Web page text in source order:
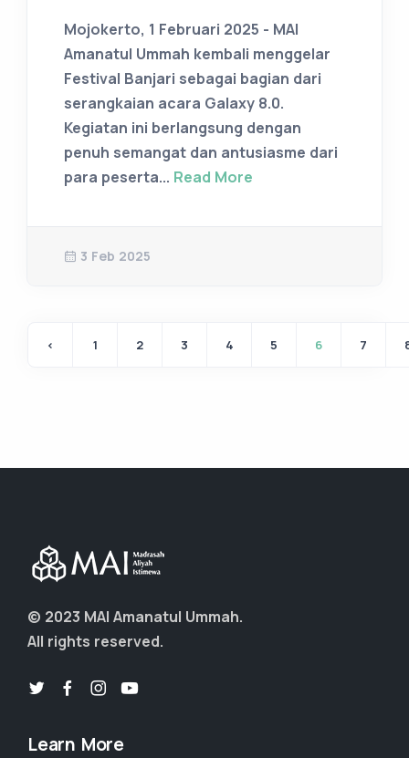
Mojokerto, 1 Februari 2025 - MAI
Amanatul Ummah kembali menggelar
Festival Banjari sebagai bagian dari
serangkaian acara Galaxy 8.0.
Kegiatan ini berlangsung dengan
penuh semangat dan antusiasme dari
para peserta... Read More
3 Feb 2025
‹ 1 2 3 4 5 6 7
© 2023 MAI Amanatul Ummah.
All rights reserved.
Learn More